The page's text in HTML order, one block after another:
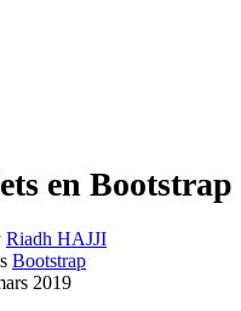
en Bootstrap
Riadh HAJJI
Bootstrap
2019